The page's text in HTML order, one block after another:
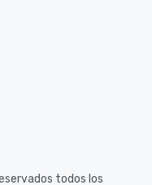
todos los